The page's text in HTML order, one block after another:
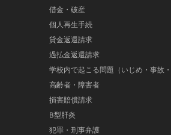
借金・破産
個人再生手続
貸金返還請求
過払金返還請求
学校内で起こる問題（いじめ・事故・
高齢者・障害者
損害賠償請求
B型肝炎
犯罪・刑事弁護